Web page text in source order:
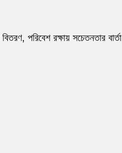
পরিবেশ রক্ষায় সচেতনতার বার্তা